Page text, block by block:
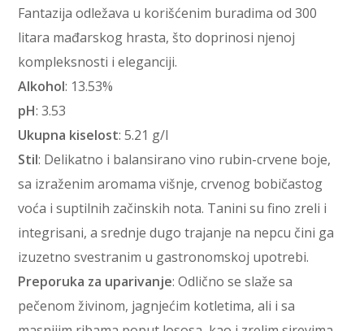
Fantazija odležava u korišćenim buradima od 300
litara mađarskog hrasta, što doprinosi njenoj
kompleksnosti i eleganciji.
Alkohol: 13.53%
pH: 3.53
Ukupna kiselost: 5.21 g/l
Stil: Delikatno i balansirano vino rubin-crvene boje,
sa izraženim aromama višnje, crvenog bobičastog
voća i suptilnih začinskih nota. Tanini su fino zreli i
integrisani, a srednje dugo trajanje na nepcu čini ga
izuzetno svestranim u gastronomskoj upotrebi.
Preporuka za uparivanje: Odlično se slaže sa
pečenom živinom, jagnjećim kotletima, ali i sa